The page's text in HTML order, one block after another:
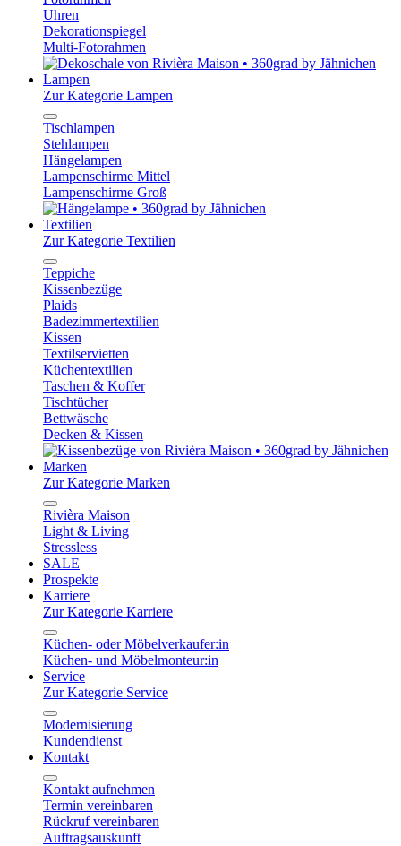
Uhren
Dekorationspiegel
Multi-Fotorahmen
Lampen
Zur Kategorie Lampen
Tischlampen
Stehlampen
Hängelampen
Lampenschirme Mittel
Lampenschirme Groß
Textilien
Zur Kategorie Textilien
Teppiche
Kissenbezüge
Plaids
Badezimmertextilien
Kissen
Textilservietten
Küchentextilien
Taschen & Koffer
Tischtücher
Bettwäsche
Decken & Kissen
Marken
Zur Kategorie Marken
Rivièra Maison
Light & Living
Stressless
SALE
Prospekte
Karriere
Zur Kategorie Karriere
Küchen- oder Möbelverkaufer:in
Küchen- und Möbelmonteur:in
Service
Zur Kategorie Service
Modernisierung
Kundendienst
Kontakt
Kontakt aufnehmen
Termin vereinbaren
Rückruf vereinbaren
Auftragsauskunft